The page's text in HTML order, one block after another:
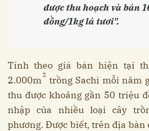
được thu hoạch và bán
đồng/1kg lá tươi".
Tính theo giá bán hiện tại
2.000m 2 trồng Sachi mỗi năm
thu được khoảng gần 50 triệu
nhập của nhiều loại cây
phương. Được biết, trên địa bàn